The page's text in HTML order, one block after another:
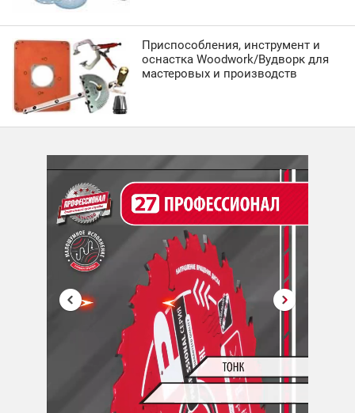
Приспособления, инструмент и
оснастка Woodwork/Вудворк для
мастеровых и производств